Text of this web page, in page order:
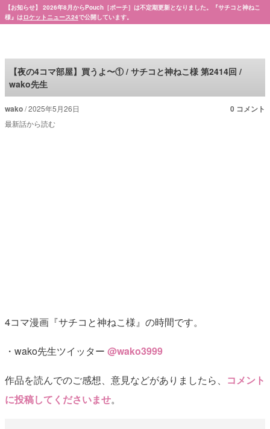
【お知らせ】 2026年8月からPouch［ポーチ］は不定期更新となりました。『サチコと神ねこ
様』はロケットニュース24で公開しています。
Pouch［ポーチ］
【夜の4コマ部屋】買うよ〜① / サチコと神ねこ様 第2414回 /
wako先生
wako 2025年5月26日 0 コメント
最新話から読む
4コマ漫画『サチコと神ねこ様』の時間です。
・wako先生ツイッター @wako3999
作品を読んでのご感想、意見などがありましたら、 コメント
に投稿してくださいませ。